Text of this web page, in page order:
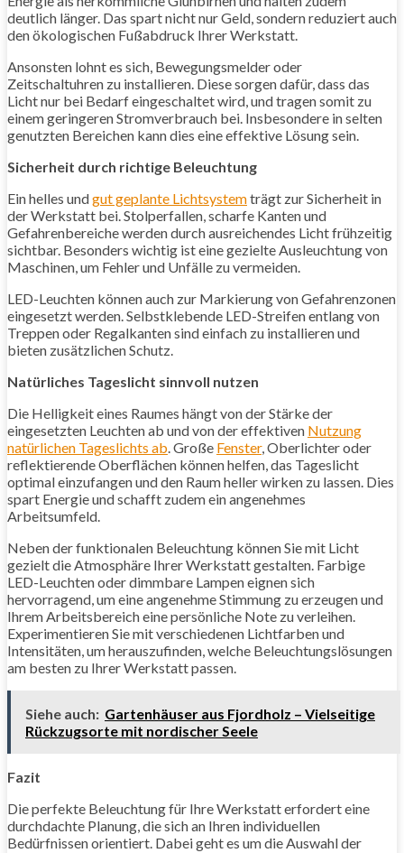
deutlich länger. Das spart nicht nur Geld, sondern reduziert auch
den ökologischen Fußabdruck Ihrer Werkstatt.
Ansonsten lohnt es sich, Bewegungsmelder oder
Zeitschaltuhren zu installieren. Diese sorgen dafür, dass das
Licht nur bei Bedarf eingeschaltet wird, und tragen somit zu
einem geringeren Stromverbrauch bei. Insbesondere in selten
genutzten Bereichen kann dies eine effektive Lösung sein.
Sicherheit durch richtige Beleuchtung
Ein helles undgut geplante Lichtsystemträgt zur Sicherheit in
der Werkstatt bei. Stolperfallen, scharfe Kanten und
Gefahrenbereiche werden durch ausreichendes Licht frühzeitig
sichtbar. Besonders wichtig ist eine gezielte Ausleuchtung von
Maschinen, um Fehler und Unfälle zu vermeiden.
LED-Leuchten können auch zur Markierung von Gefahrenzonen
eingesetzt werden. Selbstklebende LED-Streifen entlang von
Treppen oder Regalkanten sind einfach zu installieren und
bieten zusätzlichen Schutz.
Natürliches Tageslicht sinnvoll nutzen
Die Helligkeit eines Raumes hängt von der Stärke der
eingesetzten Leuchten ab und von der effektiven Nutzung
natürlichen Tageslichts ab. Große Fenster, Oberlichter oder
reflektierende Oberflächen können helfen, das Tageslicht
optimal einzufangen und den Raum heller wirken zu lassen. Dies
spart Energie und schafft zudem ein angenehmes
Arbeitsumfeld.
Neben der funktionalen Beleuchtung können Sie mit Licht
gezielt die Atmosphäre Ihrer Werkstatt gestalten. Farbige
LED-Leuchten oder dimmbare Lampen eignen sich
hervorragend, um eine angenehme Stimmung zu erzeugen und
Ihrem Arbeitsbereich eine persönliche Note zu verleihen.
Experimentieren Sie mit verschiedenen Lichtfarben und
Intensitäten, um herauszufinden, welche Beleuchtungslösungen
am besten zu Ihrer Werkstatt passen.
Siehe auch: Gartenhäuser aus Fjordholz – Vielseitige
Rückzugsorte mit nordischer Seele
Fazit
Die perfekte Beleuchtung für Ihre Werkstatt erfordert eine
durchdachte Planung, die sich an Ihren individuellen
Bedürfnissen orientiert. Dabei geht es um die Auswahl der